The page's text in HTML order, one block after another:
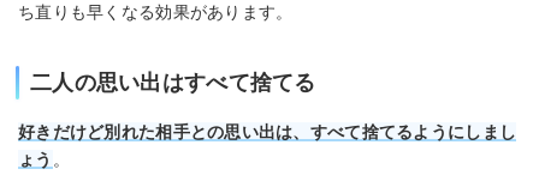
ち直りも早くなる効果があります。
二人の思い出はすべて捨てる
好きだけど別れた相手との思い出は、すべて捨てるようにしまし
ょう 。